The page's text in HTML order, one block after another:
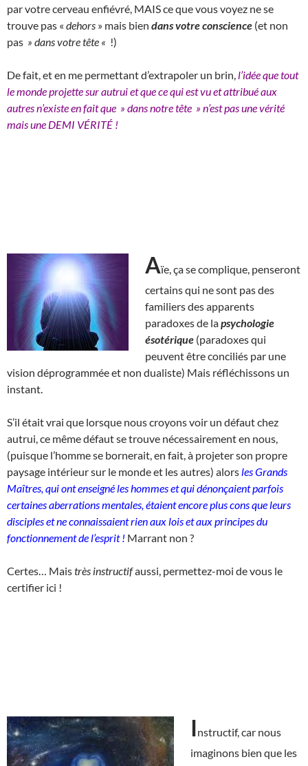
par votre cerveau enfiévré, MAIS ce que vous voyez ne se
trouve pas « dehors » mais bien dans votre conscience (et non
pas » dans votre tête « !)
De fait, et en me permettant d’extrapoler un brin, l’idée que tout
le monde projette sur autrui et que ce qui est vu et attribué aux
autres n’existe en fait que » dans notre tête » n’est pas une vérité
mais une DEMI VÉRITÉ !
Aïe, ça se complique, penseront
certains qui ne sont pas des
familiers des apparents
paradoxes de lapsychologie
ésotérique (paradoxes qui
peuvent être conciliés par une
vision déprogrammée et non dualiste) Mais réfléchissons un
instant.
S’il était vrai que lorsque nous croyons voir un défaut chez
autrui, ce même défaut se trouve nécessairement en nous,
(puisque l’homme se bornerait, en fait, à projeter son propre
paysage intérieur sur le monde et les autres) alors les Grands
Maîtres, qui ont enseigné les hommes et qui dénonçaient parfois
certaines aberrations mentales, étaient encore plus cons que leurs
disciples et ne connaissaient rien aux lois et aux principes du
fonctionnement de l’esprit ! Marrant non ?
Certes… Maistrès instructifaussi, permettez-moi de vous le
certifier ici !
Instructif, car nous
imaginons bien que les